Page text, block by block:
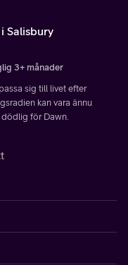
Salisbury
3+ månader
sig till livet efter
kan vara ännu
för Dawn.